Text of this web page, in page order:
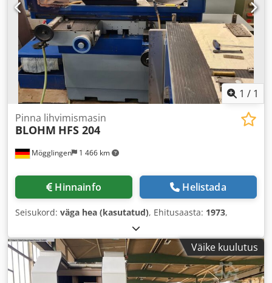
1 / 1
Mögglingen 1 466 km
Pinna lihvimismasin
BLOHM HFS 204
Hinnainfo Helistada
Seisukord: väga hea (kasutatud), Ehitusaasta: 1973,
Väike kuulutus